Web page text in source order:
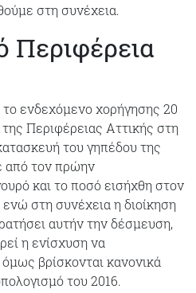
στη συνέχεια.
Περιφέρεια
το ενδεχόμενο χορήγησης 20
Περιφέρειας Αττικής στη
του γηπέδου της
από τον πρώην
και το ποσό εισήχθη στον
στη συνέχεια η διοίκηση
αυτήν την δέσμευση,
η ενίσχυση να
βρίσκονται κανονικά
του 2016.